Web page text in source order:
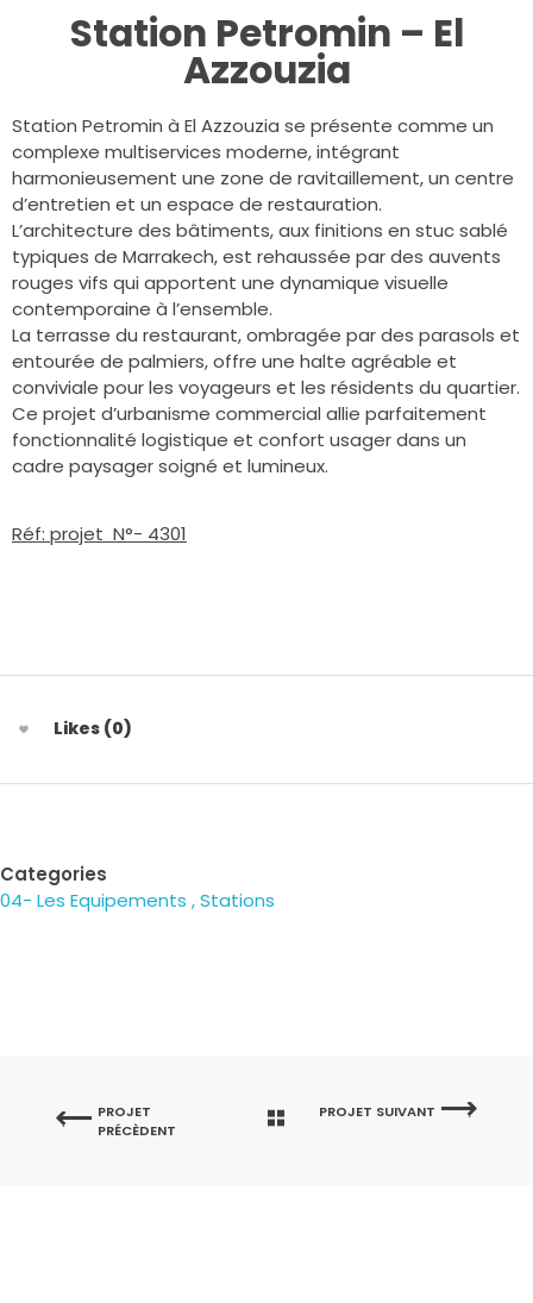
Station Petromin – El
Azzouzia
Station Petromin à El Azzouzia se présente comme un
complexe multiservices moderne, intégrant
harmonieusement une zone de ravitaillement, un centre
d’entretien et un espace de restauration.
L’architecture des bâtiments, aux finitions en stuc sablé
typiques de Marrakech, est rehaussée par des auvents
rouges vifs qui apportent une dynamique visuelle
contemporaine à l’ensemble.
La terrasse du restaurant, ombragée par des parasols et
entourée de palmiers, offre une halte agréable et
conviviale pour les voyageurs et les résidents du quartier.
Ce projet d’urbanisme commercial allie parfaitement
fonctionnalité logistique et confort usager dans un
cadre paysager soigné et lumineux.
Réf: projet N°- 4301
Likes (0)
Categories
04- Les Equipements Stations
PROJET
PRÉCÈDENT
PROJET SUIVANT